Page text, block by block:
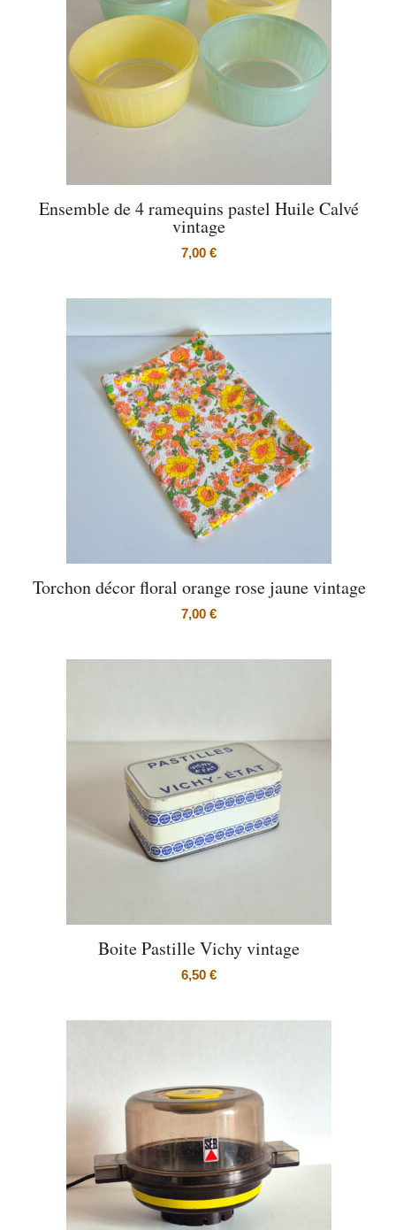
Ensemble de 4 ramequins pastel Huile Calvé
vintage
7,00 €
Torchon décor floral orange rose jaune vintage
7,00 €
Boite Pastille Vichy vintage
6,50 €